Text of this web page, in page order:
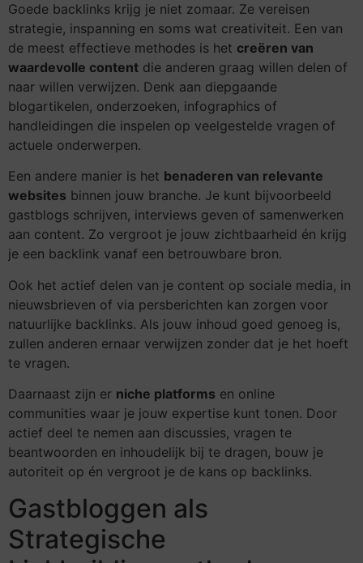
Goede backlinks krijg je niet zomaar. Ze vereisen
strategie, inspanning en soms wat creativiteit. Een van
de meest effectieve methodes is het creëren van
waardevolle content die anderen graag willen delen of
naar willen verwijzen. Denk aan diepgaande
blogartikelen, onderzoeken, infographics of
handleidingen die inspelen op veelgestelde vragen of
actuele onderwerpen.
Een andere manier is het benaderen van relevante
websites binnen jouw branche. Je kunt bijvoorbeeld
gastblogs schrijven, interviews geven of samenwerken
aan content. Zo vergroot je jouw zichtbaarheid én krijg
je een backlink vanaf een betrouwbare bron.
Ook het actief delen van je content op sociale media, in
nieuwsbrieven of via persberichten kan zorgen voor
natuurlijke backlinks. Als jouw inhoud goed genoeg is,
zullen anderen ernaar verwijzen zonder dat je het hoeft
te vragen.
Daarnaast zijn er niche platforms en online
communities waar je jouw expertise kunt tonen. Door
actief deel te nemen aan discussies, vragen te
beantwoorden en inhoudelijk bij te dragen, bouw je
autoriteit op én vergroot je de kans op backlinks.
Gastbloggen als
Strategische